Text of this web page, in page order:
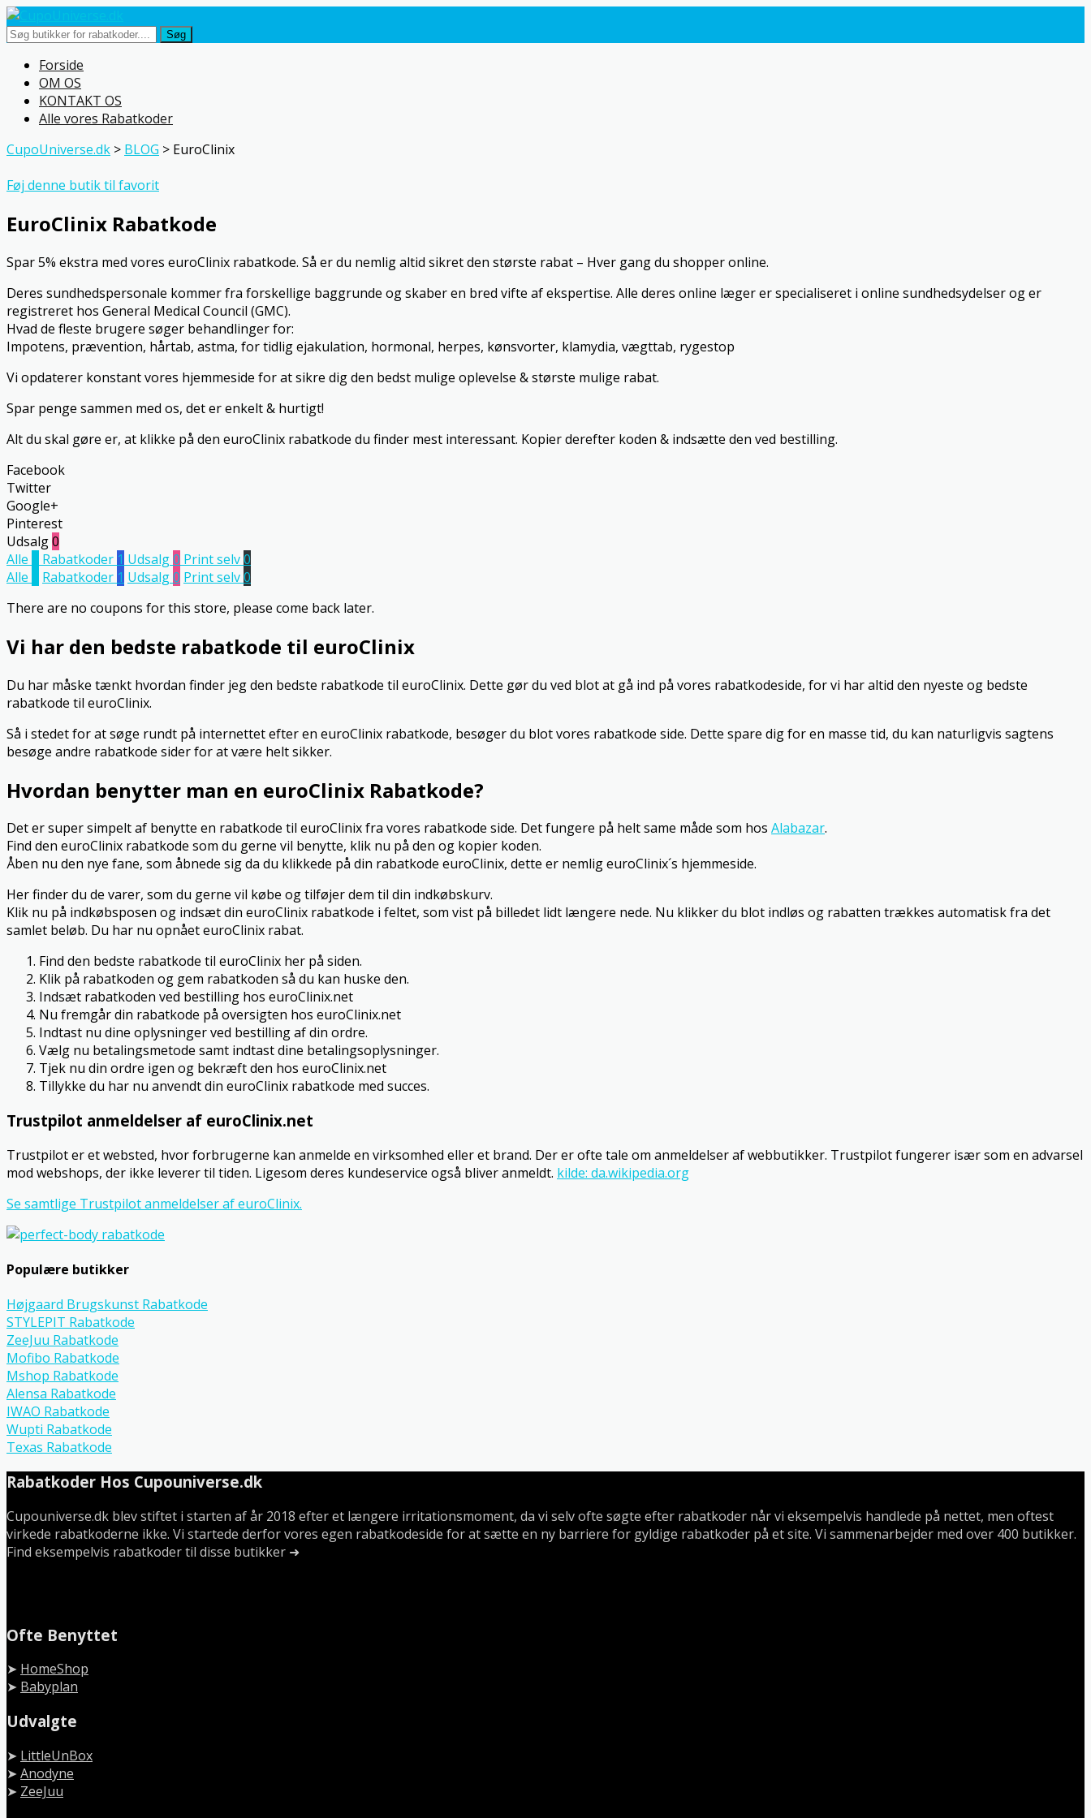
Søg
Skip
content
Forside
OM OS
KONTAKT OS
Alle vores Rabatkoder
CupoUniverse.dk > BLOG > EuroClinix
Føj denne butik til favorit
EuroClinix Rabatkode
Spar 5% ekstra med vores euroClinix rabatkode. Så er du nemlig altid sikret den største rabat – Hver gang du shopper online.
Deres sundhedspersonale kommer fra forskellige baggrunde og skaber en bred vifte af ekspertise. Alle deres online læger er specialiseret i online sundhedsydelser og er
registreret hos General Medical Council (GMC).
Hvad de fleste brugere søger behandlinger for:
Impotens, prævention, hårtab, astma, for tidlig ejakulation, hormonal, herpes, kønsvorter, klamydia, vægttab, rygestop
Vi opdaterer konstant vores hjemmeside for at sikre dig den bedst mulige oplevelse & største mulige rabat.
Spar penge sammen med os, det er enkelt & hurtigt!
Alt du skal gøre er, at klikke på den euroClinix rabatkode du finder mest interessant. Kopier derefter koden & indsætte den ved bestilling.
Facebook
Twitter
Google+
Pinterest
Udsalg0
Alle
Rabatkoder 1 Udsalg0 Print selv0
Alle
Rabatkoder 1 Udsalg0 Print selv0
There are no coupons for this store, please come back later.
Vi har den bedste rabatkode til euroClinix
Du har måske tænkt hvordan finder jeg den bedste rabatkode til euroClinix. Dette gør du ved blot at gå ind på vores rabatkodeside, for vi har altid den nyeste og bedste
rabatkode til euroClinix.
Så i stedet for at søge rundt på internettet efter en euroClinix rabatkode, besøger du blot vores rabatkode side. Dette spare dig for en masse tid, du kan naturligvis sagtens
besøge andre rabatkode sider for at være helt sikker.
Hvordan benytter man en euroClinix Rabatkode?
Det er super simpelt af benytte en rabatkode til euroClinix fra vores rabatkode side. Det fungere på helt same måde som hos Alabazar.
Find den euroClinix rabatkode som du gerne vil benytte, klik nu på den og kopier koden.
Åben nu den nye fane, som åbnede sig da du klikkede på din rabatkode euroClinix, dette er nemlig euroClinix´s hjemmeside.
Her finder du de varer, som du gerne vil købe og tilføjer dem til din indkøbskurv.
Klik nu på indkøbsposen og indsæt din euroClinix rabatkode i feltet, som vist på billedet lidt længere nede. Nu klikker du blot indløs og rabatten trækkes automatisk fra det
samlet beløb. Du har nu opnået euroClinix rabat.
Find den bedste rabatkode til euroClinix her på siden.
Klik på rabatkoden og gem rabatkoden så du kan huske den.
Indsæt rabatkoden ved bestilling hos euroClinix.net
Nu fremgår din rabatkode på oversigten hos euroClinix.net
Indtast nu dine oplysninger ved bestilling af din ordre.
Vælg nu betalingsmetode samt indtast dine betalingsoplysninger.
Tjek nu din ordre igen og bekræft den hos euroClinix.net
Tillykke du har nu anvendt din euroClinix rabatkode med succes.
Trustpilot anmeldelser af euroClinix.net
Trustpilot er et websted, hvor forbrugerne kan anmelde en virksomhed eller et brand. Der er ofte tale om anmeldelser af webbutikker. Trustpilot fungerer især som en advarsel
mod webshops, der ikke leverer til tiden. Ligesom deres kundeservice også bliver anmeldt. kilde: da.wikipedia.org
Se samtlige Trustpilot anmeldelser af euroClinix.
Populære butikker
Højgaard Brugskunst Rabatkode
STYLEPIT Rabatkode
ZeeJuu Rabatkode
Mofibo Rabatkode
Mshop Rabatkode
Alensa Rabatkode
IWAO Rabatkode
Wupti Rabatkode
Texas Rabatkode
Rabatkoder Hos Cupouniverse.dk
Cupouniverse.dk blev stiftet i starten af år 2018 efter et længere irritationsmoment, da vi selv ofte søgte efter rabatkoder når vi eksempelvis handlede på nettet, men oftest
virkede rabatkoderne ikke. Vi startede derfor vores egen rabatkodeside for at sætte en ny barriere for gyldige rabatkoder på et site. Vi sammenarbejder med over 400 butikker.
Find eksempelvis rabatkoder til disse butikker ➜
Ofte Benyttet
➤ HomeShop
➤ Babyplan
Udvalgte
➤ LittleUnBox
➤ Anodyne
➤ ZeeJuu